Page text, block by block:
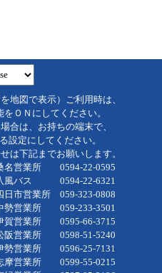
地図で表示）ご利用時は、
ＯＮにしてください。
合は、お持ちの端末で、
設定にしてください。
は下記までお願いします。
業所 0594-22-0595
22-6321
営業所 059-323-0808
勢営業所 059-233-3501
営業所 0595-66-3715
営業所 0598-51-5240
業所 0596-25-7131
業所 0599-55-0215